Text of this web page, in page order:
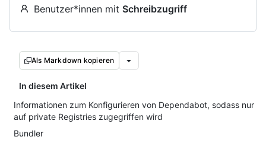
Benutzer*innen mit Schreibzugriff
Als Markdown kopieren
In diesem Artikel
Informationen zum Konfigurieren von Dependabot, sodass nur
auf private Registries zugegriffen wird
Bundler